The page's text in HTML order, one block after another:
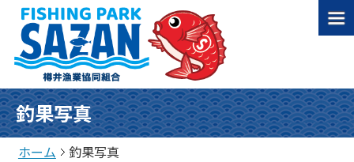
釣果写真
ホーム 釣果写真